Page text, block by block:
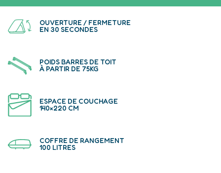
OUVERTURE / FERMETURE
EN 30 SECONDES
POIDS BARRES DE TOIT
À PARTIR DE 75KG
ESPACE DE COUCHAGE
140×220 CM
COFFRE DE RANGEMENT
100 LITRES